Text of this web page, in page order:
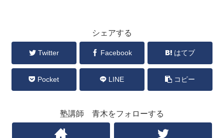
シェアする
Twitter Facebook はてブ
Pocket LINE コピー
塾講師 青木をフォローする